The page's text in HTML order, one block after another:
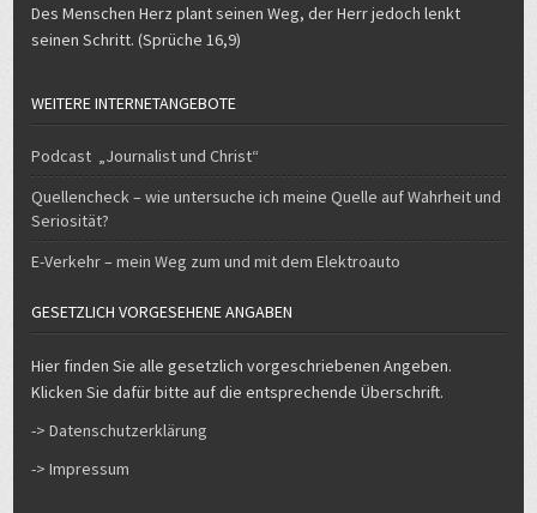
Des Menschen Herz plant seinen Weg, der Herr jedoch lenkt
seinen Schritt. (Sprüche 16,9)
WEITERE INTERNETANGEBOTE
Podcast „Journalist und Christ“
Quellencheck – wie untersuche ich meine Quelle auf Wahrheit und
Seriosität?
E-Verkehr – mein Weg zum und mit dem Elektroauto
GESETZLICH VORGESEHENE ANGABEN
Hier finden Sie alle gesetzlich vorgeschriebenen Angeben.
Klicken Sie dafür bitte auf die entsprechende Überschrift.
-> Datenschutzerklärung
-> Impressum